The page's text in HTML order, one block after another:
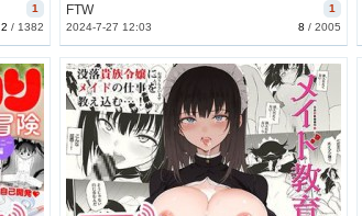
1
2 / 1382
1
FTW
8 /2005
2024-7-27 12:03